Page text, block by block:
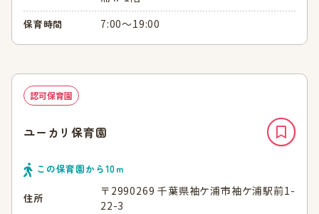
保育時間 7:00～19:00
認可保育園
ユーカリ保育園
この保育園から10ｍ
住所
〒2990269 千葉県袖ケ浦市袖ケ浦駅前1-
22-3